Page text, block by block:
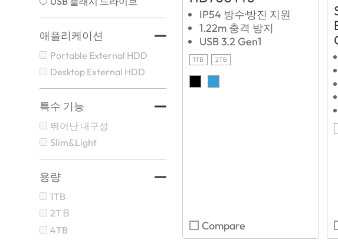
애플리케이션
Portable External HDD
Desktop External HDD
특수 기능
뛰어난 내구성
Slim&Light
용량
1TB
2TＢ
4TB
IP54 방수·방진 지원
1.22m 충격 방지
USB 3.2 Gen1
1TB 2TB
Compare